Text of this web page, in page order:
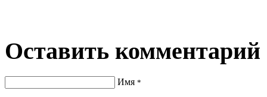
Оставить комментарий
Имя *